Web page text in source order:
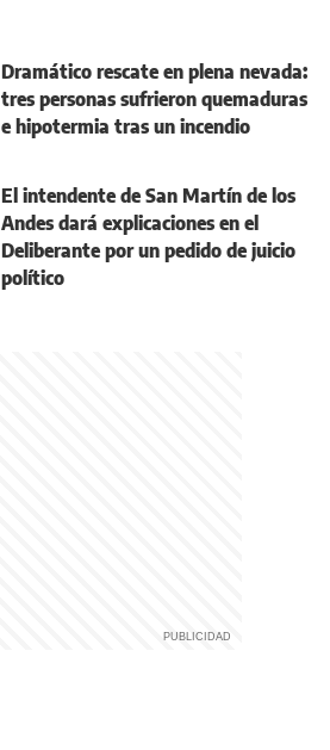
Dramático rescate en plena nevada:
tres personas sufrieron quemaduras
e hipotermia tras un incendio
El intendente de San Martín de los
Andes dará explicaciones en el
Deliberante por un pedido de juicio
político